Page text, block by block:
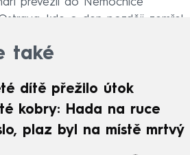
převezli do Nemocnice
kde o den později zemřel.
také
dítě přežilo útok
kobry: Hada na ruce
plaz byl na místě mrtvý